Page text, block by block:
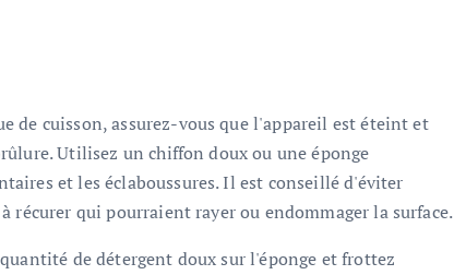
de cuisson, assurez-vous que l'appareil est éteint et
Utilisez un chiffon doux ou une éponge
et les éclaboussures. Il est conseillé d'éviter
qui pourraient rayer ou endommager la surface.
de détergent doux sur l'éponge et frottez